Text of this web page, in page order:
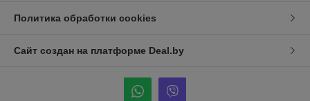
Политика обработки cookies
Сайт создан на платформе Deal.by